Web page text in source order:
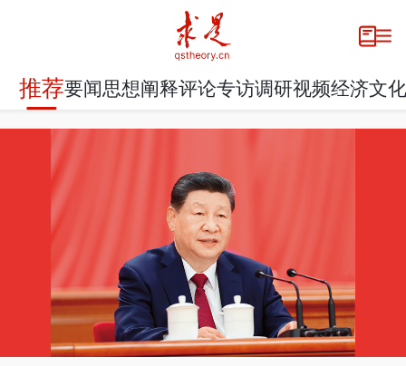
推荐要闻思想阐释评论专访调研视频经济文化